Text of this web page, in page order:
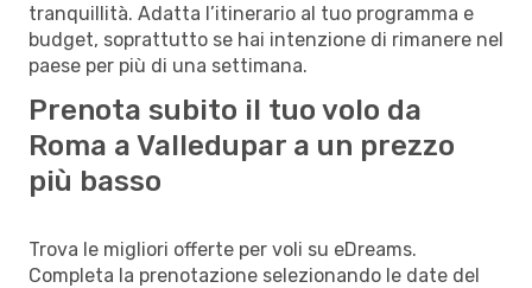
tranquillità. Adatta l’itinerario al tuo programma e
budget, soprattutto se hai intenzione di rimanere nel
paese per più di una settimana.
Prenota subito il tuo volo da
Roma a Valledupar a un prezzo
più basso
Trova le migliori offerte per voli su eDreams.
Completa la prenotazione selezionando le date del